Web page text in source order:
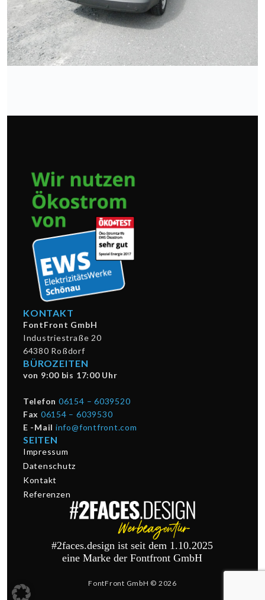
KONTAKT
FontFront GmbH
Industriestraße 20
64380 Roßdorf
BÜROZEITEN
von 9:00 bis 17:00 Uhr
Telefon 06154 – 6039520
Fax 06154 – 6039530
E -Mail info@fontfront.com
SEITEN
Impressum
Datenschutz
Kontakt
Referenzen
#2faces.design ist seit dem 1.10.2025
eine Marke der Fontfront GmbH
FontFront GmbH © 2026